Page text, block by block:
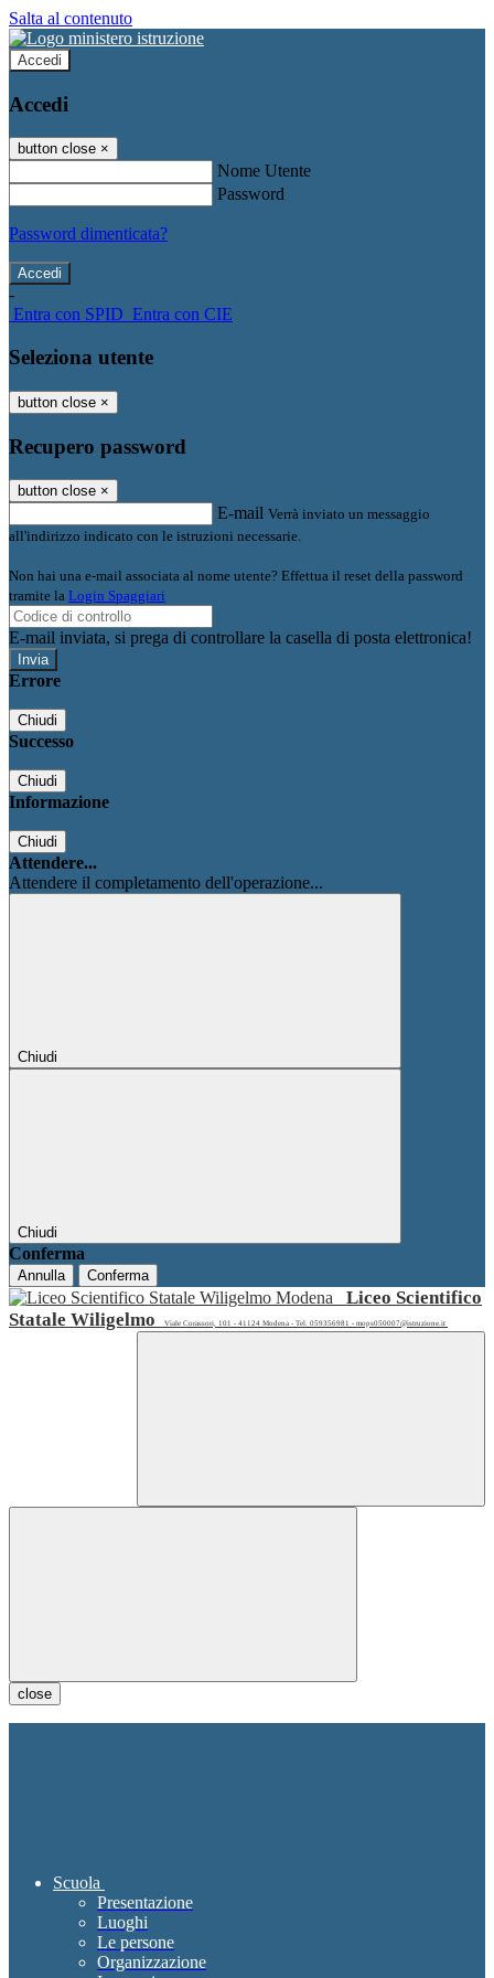
Salta al contenuto
Accedi
Accedi
button close ×
Nome Utente
Password
Password dimenticata?
-
Entra con SPID Entra con CIE
Seleziona utente
button close ×
Recupero password
button close ×
E-mail Verrà inviato un messaggio
all'indirizzo indicato con le istruzioni necessarie.
Non hai una e-mail associata al nome utente? Effettua il reset della password
tramite la Login Spaggiari
E-mail inviata, si prega di controllare la casella di posta elettronica!
Errore
Chiudi
Successo
Chiudi
Informazione
Chiudi
Attendere...
Attendere il completamento dell'operazione...
Chiudi
Chiudi
Conferma
Annulla Conferma
Liceo Scientifico
Statale Wiligelmo
Viale Corassori, 101 - 41124 Modena - Tel. 059356981 - mops050007@istruzione.it
close
Scuola
Presentazione
Luoghi
Le persone
Organizzazione